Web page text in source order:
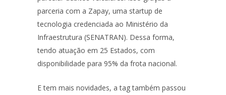
parceria com a Zapay, uma startup de
tecnologia credenciada ao Ministério da
Infraestrutura (SENATRAN). Dessa forma,
tendo atuação em 25 Estados, com
disponibilidade para 95% da frota nacional.
E tem mais novidades, a tag também passou